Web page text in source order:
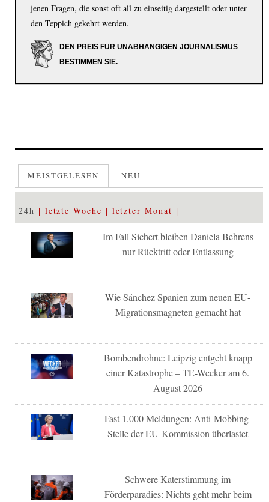
jenen Fragen, die sonst oft all zu einseitig dargestellt oder unter
den Teppich gekehrt werden.
DEN PREIS FÜR UNABHÄNGIGEN JOURNALISMUS
BESTIMMEN SIE.
MEISTGELESEN NEU
24h letzte Woche letzter Monat
Im Fall Sichert bleiben Daniela Behrens
nur Rücktritt oder Entlassung
Wie Sánchez Spanien zum neuen EU-
Migrationsmagneten gemacht hat
Bombendrohne: Leipzig entgeht knapp
einer Katastrophe – TE-Wecker am 6.
August 2026
Fast 1.000 Meldungen: Anti-Mobbing-
Stelle der EU-Kommission überlastet
Schwere Katerstimmung im
Förderparadies: Nichts geht mehr beim